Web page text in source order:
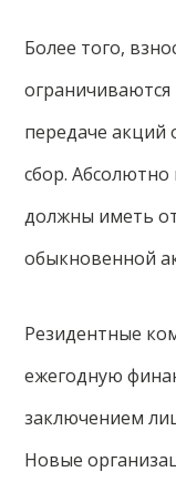
Более того,
передаче акций
сбор. Абсолютно
должны иметь
обыкновенной
Резидентные
ежегодную
заключением
Новые